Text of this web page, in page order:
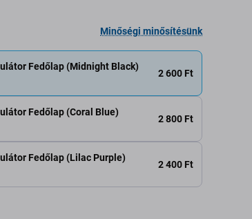
Minőségi minősítésünk
Fedőlap (Coral Blue)
2 800 Ft
Fedőlap (Lilac Purple)
2 400 Ft
Fedőlap (Midnight Black)
2 600 Ft